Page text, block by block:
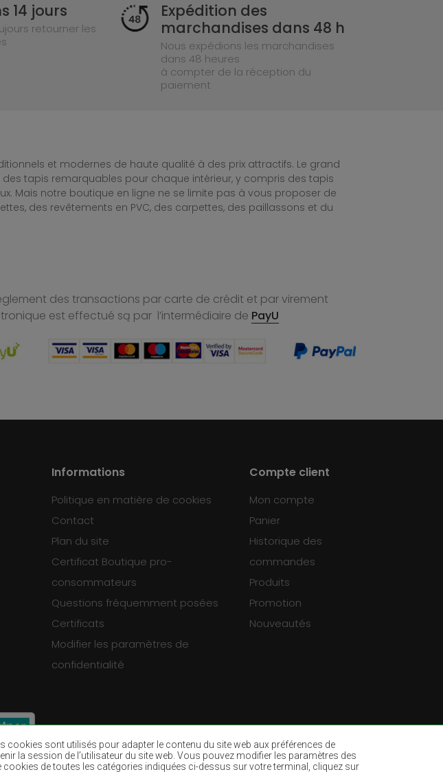
sont utilisés pour adapter le contenu du site web aux préférences de
la session de l’utilisateur du site web. Vous pouvez modifier les paramètres des
de toutes les catégories indiquées ci-dessus sur votre terminal, cliquez sur
14 jours
retourner les
Expédition des
marchandises dans 48 h
Nous expédions les marchandises
dans 48 heures
à compter de la réception du
paiement
et modernes de haute qualité à des prix attractifs. Le grand
tapis remarquables pour chaque intérieur, y compris des tapis
Mais notre boutique en ligne ne se limite pas à vous proposer de
des revêtements en PVC, des carpettes, des paillassons et du
des transactions par carte de crédit et par virement
est effectué są par l’intermédiaire de PayU
Informations
Politique en matière de cookies
Contact
Plan du site
Certificat Boutique pro-
consommateurs
Questions fréquemment posées
Certificats
Modifier les paramètres de
confidentialité
Compte client
Mon compte
Panier
Historique des
commandes
Produits
Promotion
Nouveautés